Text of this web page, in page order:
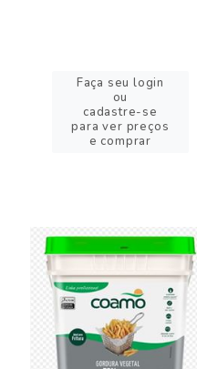
Faça seu login
ou
cadastre-se
para ver preços
e comprar